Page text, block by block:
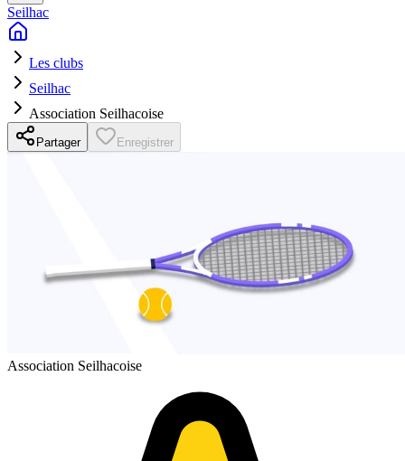
Seilhac
Les clubs
Seilhac
Association Seilhacoise
Partager Enregistrer
Association Seilhacoise